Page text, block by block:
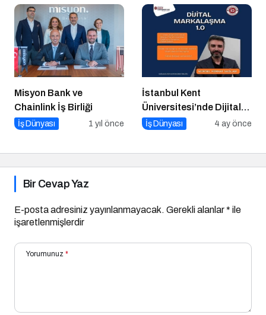
Serisinde!
Misyon Bank ve
Chainlink İş Birliği
İş Dünyası 1 yıl önce
İstanbul Kent
Üniversitesi’nde Dijital
Markalaşma 1.0
İş Dünyası 4 ay önce
Bir Cevap Yaz
E-posta adresiniz yayınlanmayacak. Gerekli alanlar* ile
işaretlenmişlerdir
Yorumunuz *